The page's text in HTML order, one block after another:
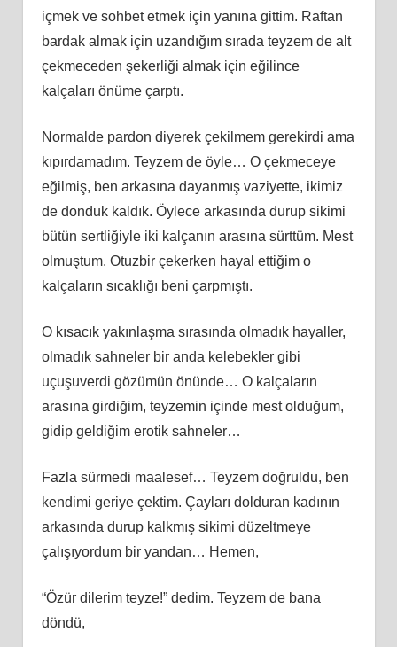
içmek ve sohbet etmek için yanına gittim. Raftan
bardak almak için uzandığım sırada teyzem de alt
çekmeceden şekerliği almak için eğilince
kalçaları önüme çarptı.
Normalde pardon diyerek çekilmem gerekirdi ama
kıpırdamadım. Teyzem de öyle… O çekmeceye
eğilmiş, ben arkasına dayanmış vaziyette, ikimiz
de donduk kaldık. Öylece arkasında durup sikimi
bütün sertliğiyle iki kalçanın arasına sürttüm. Mest
olmuştum. Otuzbir çekerken hayal ettiğim o
kalçaların sıcaklığı beni çarpmıştı.
O kısacık yakınlaşma sırasında olmadık hayaller,
olmadık sahneler bir anda kelebekler gibi
uçuşuverdi gözümün önünde… O kalçaların
arasına girdiğim, teyzemin içinde mest olduğum,
gidip geldiğim erotik sahneler…
Fazla sürmedi maalesef… Teyzem doğruldu, ben
kendimi geriye çektim. Çayları dolduran kadının
arkasında durup kalkmış sikimi düzeltmeye
çalışıyordum bir yandan… Hemen,
“Özür dilerim teyze!” dedim. Teyzem de bana
döndü,